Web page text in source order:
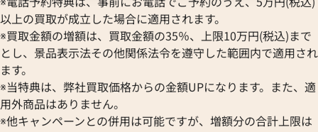
以上の買取が成立した場合に適用されます。
※買取金額の増額は、買取金額の35％、上限10万円(税込)まで
とし、景品表示法その他関係法令を遵守した範囲内で適用され
ます。
※当特典は、弊社買取価格からの金額UPになります。また、適
用外商品はありません。
※他キャンペーンとの併用は可能ですが、増額分の合計上限は